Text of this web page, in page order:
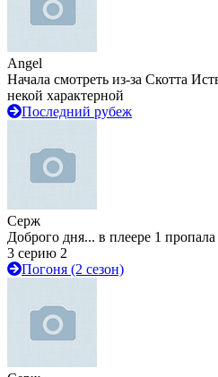
Angel
Начала смотреть из-за Скотта
некой характерной
Последний рубеж
Серж
Доброго дня... в плеере 1
3 серию 2
Погоня (2 сезон)